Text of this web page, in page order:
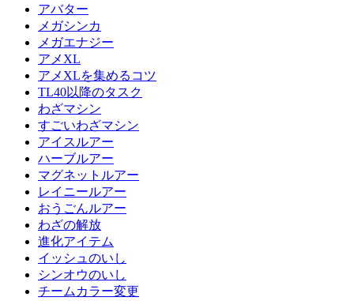
アバター
メガシンカ
メガエナジー
アメXL
アメXLを集めるコツ
TL40以降のタスク
わざマシン
すごいわざマシン
アイスルアー
ハーブルアー
マグネットルアー
レイニールアー
おうごんルアー
わざの解放
進化アイテム
イッシュのいし
シンオウのいし
チームカラー変更